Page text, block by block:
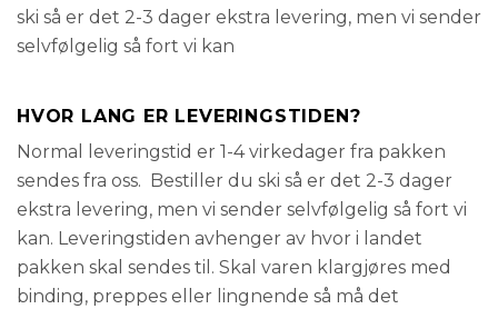
ski så er det 2-3 dager ekstra levering, men vi sender
selvfølgelig så fort vi kan
HVOR LANG ER LEVERINGSTIDEN?
Normal leveringstid er 1-4 virkedager fra pakken
sendes fra oss. Bestiller du ski så er det 2-3 dager
ekstra levering, men vi sender selvfølgelig så fort vi
kan. Leveringstiden avhenger av hvor i landet
pakken skal sendes til. Skal varen klargjøres med
binding, preppes eller lingnende så må det